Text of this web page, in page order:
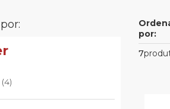
Bonecos e Cenarios
Cordas e Correntes
Camping e Viagem
Apresentacao
Artigos Para Festas
por:
7